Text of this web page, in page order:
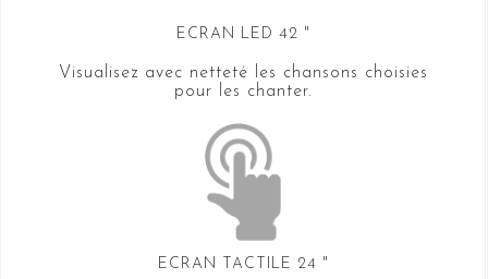
ECRAN LED 42 "
Visualisez avec netteté les chansons choisies
pour les chanter.
ECRAN TACTILE 24 "